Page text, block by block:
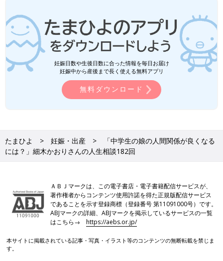
妊娠日数や生後日数に合った情報を毎日お届け
妊娠中から産後まで長く使える無料アプリ
無料ダウンロード
たまひよ 妊娠・出産
「中学生の娘の人間関係が良くなる
には？」細木かおりさんの人生相談182回
ＡＢＪマークは、この電子書店・電子書籍配信サービスが、
著作権者からコンテンツ使用許諾を得た正規版配信サービス
であることを示す登録商標（登録番号 第11091000号）です。
ABJマークの詳細、ABJマークを掲示しているサービスの一覧
はこちら→https://aebs.or.jp/
本サイトに掲載されている記事・写真・イラスト等のコンテンツの無断転載を禁じま
す。